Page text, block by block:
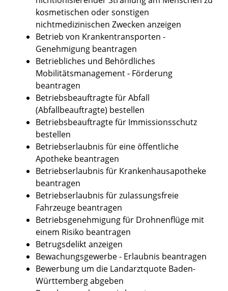
kosmetischen oder sonstigen
nichtmedizinischen Zwecken anzeigen
Betrieb von Krankentransporten -
Genehmigung beantragen
Betriebliches und Behördliches
Mobilitätsmanagement - Förderung
beantragen
Betriebsbeauftragte für Abfall
(Abfallbeauftragte) bestellen
Betriebsbeauftragte für Immissionsschutz
bestellen
Betriebserlaubnis für eine öffentliche
Apotheke beantragen
Betriebserlaubnis für Krankenhausapotheke
beantragen
Betriebserlaubnis für zulassungsfreie
Fahrzeuge beantragen
Betriebsgenehmigung für Drohnenflüge mit
einem Risiko beantragen
Betrugsdelikt anzeigen
Bewachungsgewerbe - Erlaubnis beantragen
Bewerbung um die Landarztquote Baden-
Württemberg abgeben